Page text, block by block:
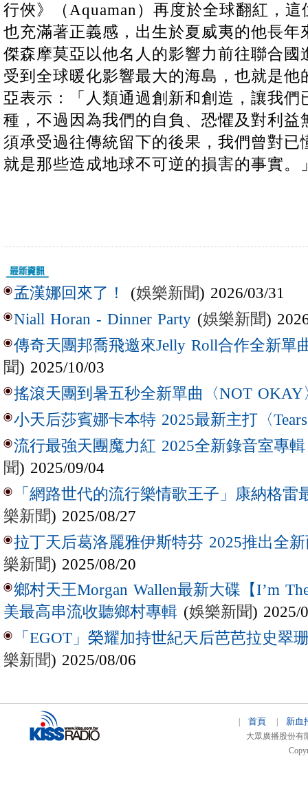
行俠》（Aquaman）再度於全球翻紅，
也充滿著正義感，出生於夏威夷的他長年
傑森摩莫亞以他名人的影響力前往聯合國
受到全球暖化影響最大的海島，也就是
亞表示：「人類通過創新和創造，讓我們
種，不過因為我們的自負、恐懼及對利益
須承受過往傳統留下的後果，我們曾對
就是那些造成地球不可逆的損害的事實。
孟漢娜回來了！ (娛樂新聞) 2026/03/31
Niall Horan - Dinner Party (娛樂新聞)
傳奇天團邦喬飛邀來Jelly Roll合作全新單
聞) 2025/10/03
搖滾天團到暑五秒全新單曲〈NOT OKAY
小天后莎賓娜卡本特 2025最新主打〈
流行最強天團魔力紅 2025全新錄音室專
聞) 2025/09/04
「網路世代的流行樂情歌王子」康納格雷
樂新聞) 2025/08/27
拉丁天后葛洛麗雅伊斯特芬 2025推出全新
樂新聞) 2025/08/20
鄉村天王Morgan Wallen最新大碟【I’m
美最高串流收聽鄉村專輯 (娛樂新聞) 2025/
「EGOT」榮耀加持世紀天后芭芭拉史翠
樂新聞) 2025/08/06
首頁 新血
大眾廣播股份有